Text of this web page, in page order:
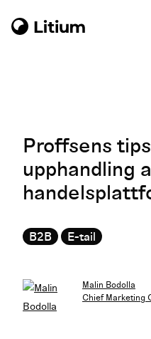
Proffsens
upphandling
B2B E-tail
Malin Bodolla
Chief Marketing